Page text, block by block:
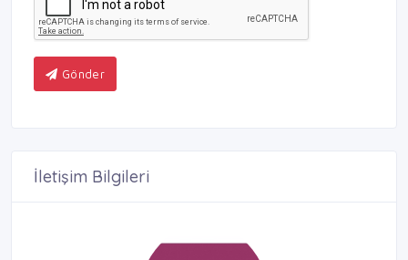
Gönder
İletişim Bilgileri